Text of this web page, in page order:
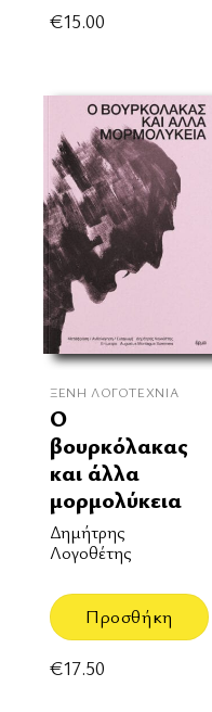
€15.00
ΞΈΝΗ ΛΟΓΟΤΕΧΝΊΑ
Ο
βουρκόλακας
και άλλα
μορμολύκεια
Δημήτρης
Λογοθέτης
Προσθήκη
€17.50